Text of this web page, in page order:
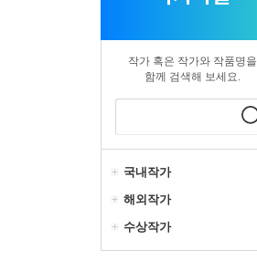
작가 혹은 작가와 작품명을
함께 검색해 보세요.
국내작가
해외작가
수상작가